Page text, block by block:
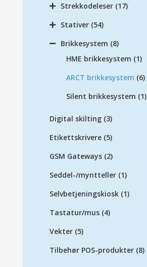
Strekkodeleser (17)
Stativer (54)
Brikkesystem (8)
HME brikkesystem (1)
ARCT brikkesystem (6)
Silent brikkesystem (1)
Digital skilting (3)
Etikettskrivere (5)
GSM Gateways (2)
Seddel-/myntteller (1)
Selvbetjeningskiosk (1)
Tastatur/mus (4)
Vekter (5)
Tilbehør POS-produkter (8)